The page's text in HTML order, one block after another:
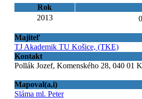
Rok
2013
Majiteľ
TJ Akademik TU Košice, (TKE)
Kontakt
Pollák Jozef, Komenského 28, 040 01
Mapoval(a,i)
Sláma ml. Peter